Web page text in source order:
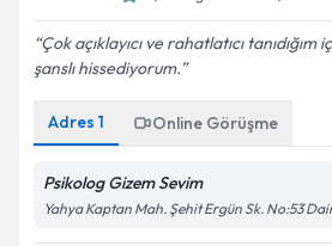
Çok açıklayıcı ve rahatlatıcı tanıdığım
şanslı hissediyorum.
Adres 1 Online Görüşme
Psikolog Gizem Sevim
Yahya Kaptan Mah. Şehit Ergün Sk. No:53